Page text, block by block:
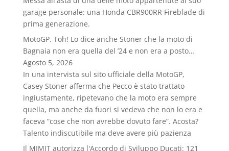
garage personale: una Honda CBR900RR Fireblade di
prima generazione.
MotoGP. Toh! Lo dice anche Stoner che la moto di
Bagnaia non era quella del ’24 e non era a posto…
Agosto 5, 2026
In una intervista sul sito ufficiale della MotoGP,
Casey Stoner afferma che Pecco è stato trattato
ingiustamente, ripetevano che la moto era sempre
quella, ma anche da fuori si vedeva che non lo era e
faceva “cose che non avrebbe dovuto fare”. Acosta?
Talento indiscutibile ma deve avere più pazienza
Il MIMIT autorizza l'Accordo di Sviluppo Ducati: 121